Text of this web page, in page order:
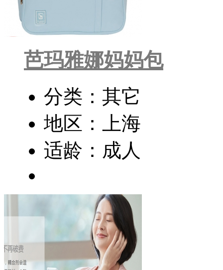
芭玛雅娜妈妈包
分类：其它
地区：上海
适龄：成人